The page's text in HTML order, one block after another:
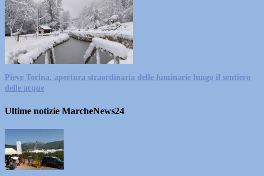
Pieve Torina, apertura straordinaria delle luminarie lungo il sentiero
delle acque
Ultime notizie MarcheNews24